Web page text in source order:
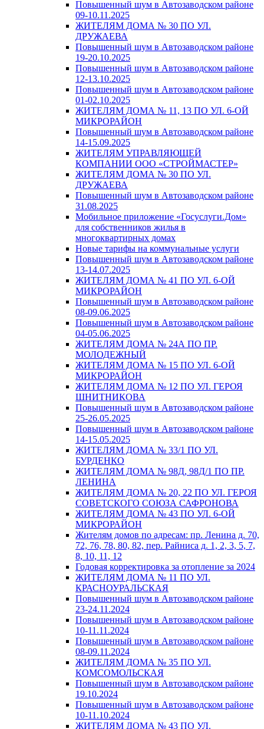
Повышенный шум в Автозаводском районе
09-10.11.2025
ЖИТЕЛЯМ ДОМА № 30 ПО УЛ.
ДРУЖАЕВА
Повышенный шум в Автозаводском районе
19-20.10.2025
Повышенный шум в Автозаводском районе
12-13.10.2025
Повышенный шум в Автозаводском районе
01-02.10.2025
ЖИТЕЛЯМ ДОМА № 11, 13 ПО УЛ. 6-ОЙ
МИКРОРАЙОН
Повышенный шум в Автозаводском районе
14-15.09.2025
ЖИТЕЛЯМ УПРАВЛЯЮЩЕЙ
КОМПАНИИ ООО «СТРОЙМАСТЕР»
ЖИТЕЛЯМ ДОМА № 30 ПО УЛ.
ДРУЖАЕВА
Повышенный шум в Автозаводском районе
31.08.2025
Мобильное приложение «Госуслуги.Дом»
для собственников жилья в
многоквартирных домах
Новые тарифы на коммунальные услуги
Повышенный шум в Автозаводском районе
13-14.07.2025
ЖИТЕЛЯМ ДОМА № 41 ПО УЛ. 6-ОЙ
МИКРОРАЙОН
Повышенный шум в Автозаводском районе
08-09.06.2025
Повышенный шум в Автозаводском районе
04-05.06.2025
ЖИТЕЛЯМ ДОМА № 24А ПО ПР.
МОЛОДЕЖНЫЙ
ЖИТЕЛЯМ ДОМА № 15 ПО УЛ. 6-ОЙ
МИКРОРАЙОН
ЖИТЕЛЯМ ДОМА № 12 ПО УЛ. ГЕРОЯ
ШНИТНИКОВА
Повышенный шум в Автозаводском районе
25-26.05.2025
Повышенный шум в Автозаводском районе
14-15.05.2025
ЖИТЕЛЯМ ДОМА № 33/1 ПО УЛ.
БУРДЕНКО
ЖИТЕЛЯМ ДОМА № 98Д, 98Д/1 ПО ПР.
ЛЕНИНА
ЖИТЕЛЯМ ДОМА № 20, 22 ПО УЛ. ГЕРОЯ
СОВЕТСКОГО СОЮЗА САФРОНОВА
ЖИТЕЛЯМ ДОМА № 43 ПО УЛ. 6-ОЙ
МИКРОРАЙОН
Жителям домов по адресам: пр. Ленина д. 70,
72, 76, 78, 80, 82, пер. Райниса д. 1, 2, 3, 5, 7,
8, 10, 11, 12
Годовая корректировка за отопление за 2024
ЖИТЕЛЯМ ДОМА № 11 ПО УЛ.
КРАСНОУРАЛЬСКАЯ
Повышенный шум в Автозаводском районе
23-24.11.2024
Повышенный шум в Автозаводском районе
10-11.11.2024
Повышенный шум в Автозаводском районе
08-09.11.2024
ЖИТЕЛЯМ ДОМА № 35 ПО УЛ.
КОМСОМОЛЬСКАЯ
Повышенный шум в Автозаводском районе
19.10.2024
Повышенный шум в Автозаводском районе
10-11.10.2024
ЖИТЕЛЯМ ДОМА № 43 ПО УЛ.